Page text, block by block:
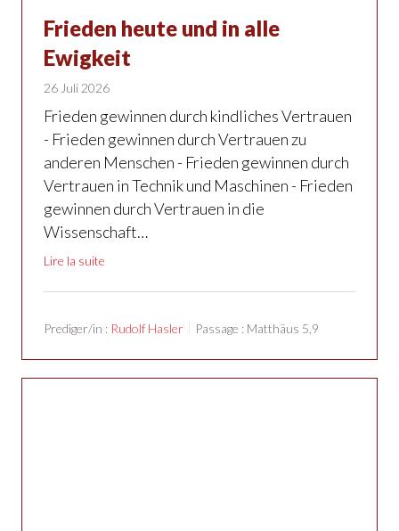
Frieden heute und in alle
Ewigkeit
26 Juli 2026
Frieden gewinnen durch kindliches Vertrauen
- Frieden gewinnen durch Vertrauen zu
anderen Menschen - Frieden gewinnen durch
Vertrauen in Technik und Maschinen - Frieden
gewinnen durch Vertrauen in die
Wissenschaft…
Lire la suite
Prediger/in : Rudolf Hasler Passage : Matthäus 5,9